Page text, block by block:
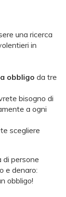
una ricerca
in
obbligo da tre
bisogno di
a ogni
scegliere
di persone
e denaro:
obbligo!